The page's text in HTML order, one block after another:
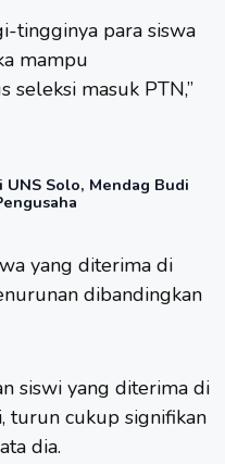
tingginya para siswa
mampu
seleksi masuk PTN,”
Solo, Mendag Budi
yang diterima di
dibandingkan
siswi yang diterima di
turun cukup signifikan
dia.